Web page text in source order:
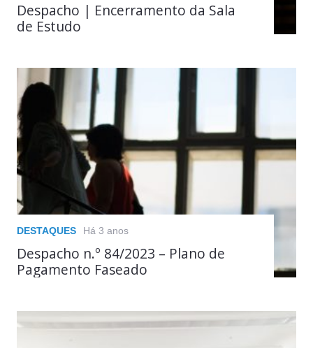
Despacho | Encerramento da Sala
de Estudo
DESTAQUES Há 3 anos
Despacho n.º 84/2023 – Plano de
Pagamento Faseado